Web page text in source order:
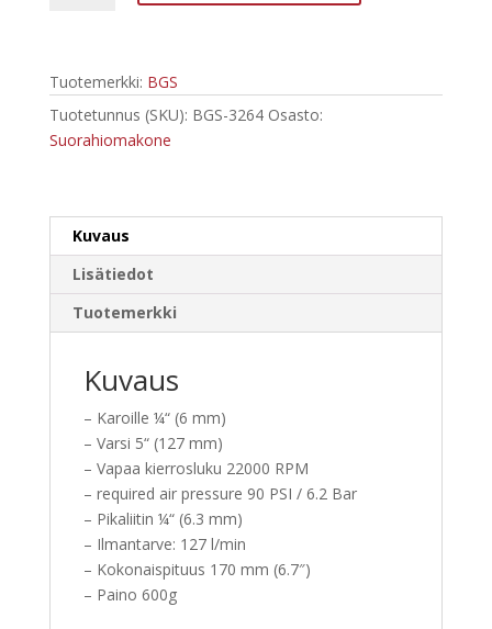
määrä
Tuotemerkki: BGS
Tuotetunnus (SKU): BGS-3264 Osasto:
Suorahiomakone
Kuvaus
Lisätiedot
Tuotemerkki
Kuvaus
– Karoille ¼“ (6 mm)
– Varsi 5“ (127 mm)
– Vapaa kierrosluku 22000 RPM
– required air pressure 90 PSI / 6.2 Bar
– Pikaliitin ¼“ (6.3 mm)
– Ilmantarve: 127 l/min
– Kokonaispituus 170 mm (6.7″)
– Paino 600g